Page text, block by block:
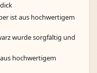
ist aus hochwertigem
wurde sorgfältig und
hochwertigem